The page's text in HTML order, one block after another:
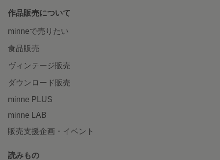
作品販売について
minneで売りたい
食品販売
ヴィンテージ販売
ダウンロード販売
minne PLUS
minne LAB
販売支援企画・イベント
読みもの